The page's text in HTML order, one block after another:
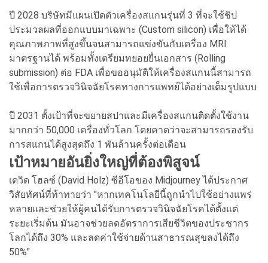
ปี 2028 บริษัทมีแผนเปิดตัวเครื่องสแกนรุ่นที่ 3 ที่จะใช้ชิป
ประมวลผลที่ออกแบบมาเฉพาะ (Custom silicon) เพื่อให้ได้
คุณภาพภาพที่สูงขึ้นจนสามารถแข่งขันกับเครื่อง MRI
มาตรฐานได้ พร้อมทั้งเตรียมทยอยยื่นเอกสาร (Rolling
submission) ต่อ FDA เพื่อขออนุมัติให้เครื่องสแกนนี้สามารถ
ใช้เพื่อการตรวจวินิจฉัยโรคทางการแพทย์ได้อย่างเต็มรูปแบบ
ปี 2031 ตั้งเป้าที่จะขยายสปาและมีเครื่องสแกนติดตั้งใช้งาน
มากกว่า 50,000 เครื่องทั่วโลก โดยคาดว่าจะสามารถรองรับ
การสแกนได้สูงสุดถึง 1 พันล้านครั้งต่อเดือน
เป้าหมายอันยิ่งใหญ่ที่ต้องพิสูจน์
เดวิด โฮลซ์ (David Holz) ซีอีโอของ Midjourney ได้ประกาศ
วิสัยทัศน์ที่ท้าทายว่า "หากเทคโนโลยีนี้ถูกนำไปใช้อย่างแพร่
หลายและช่วยให้ผู้คนได้รับการตรวจวินิจฉัยโรคได้ตั้งแต่
ระยะเริ่มต้น มันอาจช่วยลดอัตราการเสียชีวิตของประชากร
โลกได้ถึง 30% และลดค่าใช้จ่ายด้านสาธารณสุขลงได้ถึง
50%"